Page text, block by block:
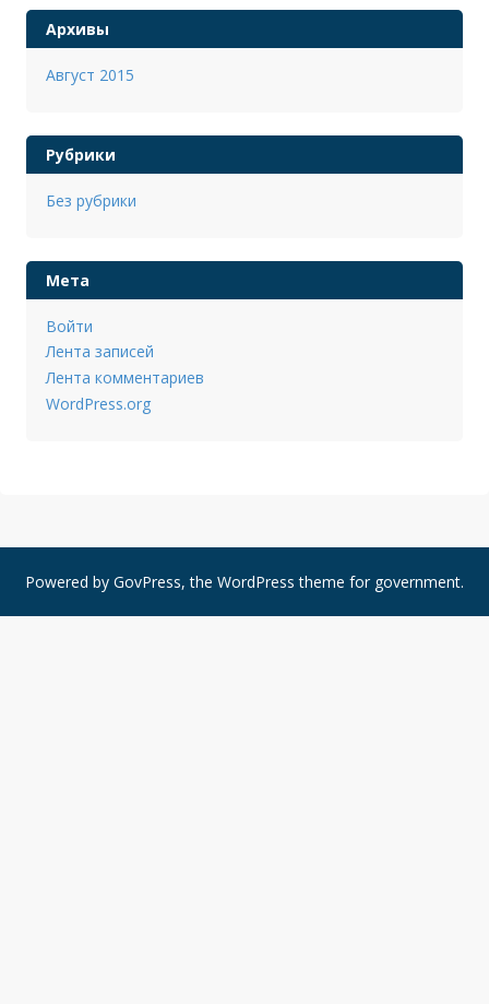
Архивы
Август 2015
Рубрики
Без рубрики
Мета
Войти
Лента записей
Лента комментариев
WordPress.org
Powered by GovPress, the WordPress theme for government.